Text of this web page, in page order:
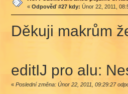
« Odpověď #27 kdy: Únor 22, 2011,
Děkuji makrům
editIJ pro alu:
« Poslední změna: Únor 22, 2011, 09:29:27